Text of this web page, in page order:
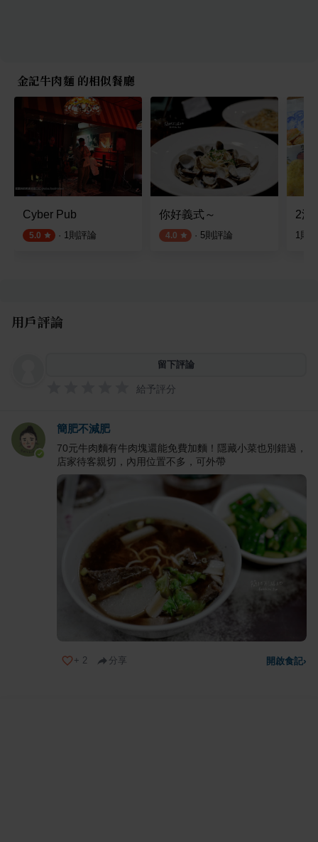
金記牛肉麵 的相似餐廳
Cyber Pub
5.0 · 1則評論
你好義式～
4.0 · 5則評論
2派
1則
用戶評論
留下評論
給予評分
簡肥不減肥
70元牛肉麵有牛肉塊還能免費加麵！隱藏小菜也別錯過，
店家待客親切，內用位置不多，可外帶
+ 2 分享 開啟食記›